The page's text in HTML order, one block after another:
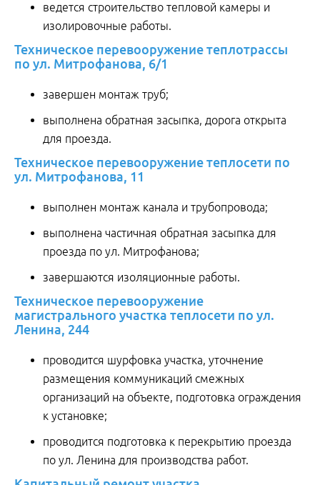
ведется строительство тепловой камеры и
изолировочные работы.
Техническое перевооружение теплотрассы
по ул. Митрофанова, 6/1
завершен монтаж труб;
выполнена обратная засыпка, дорога открыта
для проезда.
Техническое перевооружение теплосети по
ул. Митрофанова, 11
выполнен монтаж канала и трубопровода;
выполнена частичная обратная засыпка для
проезда по ул. Митрофанова;
завершаются изоляционные работы.
Техническое перевооружение
магистрального участка теплосети по ул.
Ленина, 244
проводится шурфовка участка, уточнение
размещения коммуникаций смежных
организаций на объекте, подготовка ограждения
к установке;
проводится подготовка к перекрытию проезда
по ул. Ленина для производства работ.